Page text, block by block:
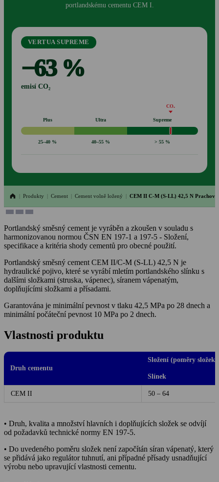
portlandskému cementu CEM I.
VERTUA SUPREME
−63 %
emisí CO₂
CO₂
Plus Ultra Supreme
25–40 % 40–55 % > 55 %
Produkty Cement Cement volně ložený CEM II C-M (S-LL) 42,5 N
Portlandský směsný cement je vyráběn a zkoušen v souladu s
harmonizovanou normou ČSN EN 197-1 a 197-5 - Složení,
specifikace a kritéria shody cementů pro obecné použití.
Portlandský směsný cement CEM II/C-M (S-LL) 42,5 N je
hydraulické pojivo, které se vyrábí mletím portlandského slínku s
dalšími složkami (struska, vápenec), síranem vápenatým,
doplňujícími složkami a přísadami.
Garantována je minimální pevnost v tlaku 42,5 MPa po 28 dnech a
minimální počáteční pevnost 10 MPa po 2 dnech.
Vlastnosti produktu
Druh cementu
Složení (poměry
Slínek
CEM II 50 – 64
• Druh, kvalita a množství hlavních i doplňujících složek se odvíjí
od požadavků technické normy EN 197-5.
• Do uvedeného poměru složek není započítán síran vápenatý, který
se přidává jako regulátor tuhnutí, ani případné přísady usnadňující
výrobu nebo upravující vlastnosti cementu.